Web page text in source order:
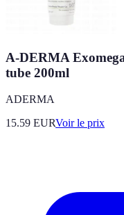
A-DERMA
tube 200ml
ADERMA
15.59 EURVoir le prix